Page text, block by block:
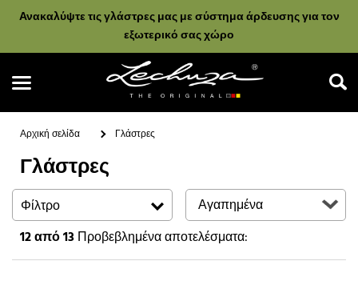
Ανακαλύψτε τις γλάστρες μας με σύστημα άρδευσης για τον
εξωτερικό σας χώρο
Αναζήτηση
Αρχική σελίδα Γλάστρες
Γλάστρες
Φίλτρο
12από 13Προβεβλημένα αποτελέσματα: